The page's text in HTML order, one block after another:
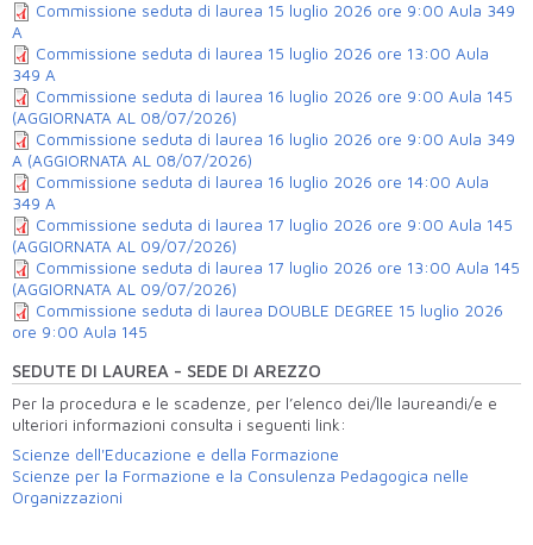
Commissione seduta di laurea 15 luglio 2026 ore 9:00 Aula 349
A
Commissione seduta di laurea 15 luglio 2026 ore 13:00 Aula
349 A
Commissione seduta di laurea 16 luglio 2026 ore 9:00 Aula 145
(AGGIORNATA AL 08/07/2026)
Commissione seduta di laurea 16 luglio 2026 ore 9:00 Aula 349
A (AGGIORNATA AL 08/07/2026)
Commissione seduta di laurea 16 luglio 2026 ore 14:00 Aula
349 A
Commissione seduta di laurea 17 luglio 2026 ore 9:00 Aula 145
(AGGIORNATA AL 09/07/2026)
Commissione seduta di laurea 17 luglio 2026 ore 13:00 Aula 145
(AGGIORNATA AL 09/07/2026)
Commissione seduta di laurea DOUBLE DEGREE 15 luglio 2026
ore 9:00 Aula 145
SEDUTE DI LAUREA - SEDE DI AREZZO
Per la procedura e le scadenze, per l’elenco dei/lle laureandi/e e
ulteriori informazioni consulta i seguenti link:
Scienze dell'Educazione e della Formazione
Scienze per la Formazione e la Consulenza Pedagogica nelle
Organizzazioni